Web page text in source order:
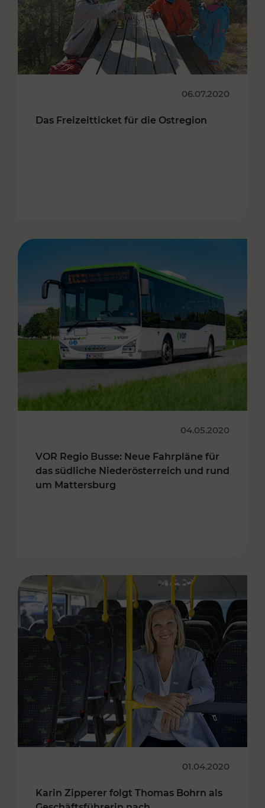
06.07.2020
Das Freizeitticket für die Ostregion
04.05.2020
VOR Regio Busse: Neue Fahrpläne für
das südliche Niederösterreich und rund
um Mattersburg
01.04.2020
Karin Zipperer folgt Thomas Bohrn als